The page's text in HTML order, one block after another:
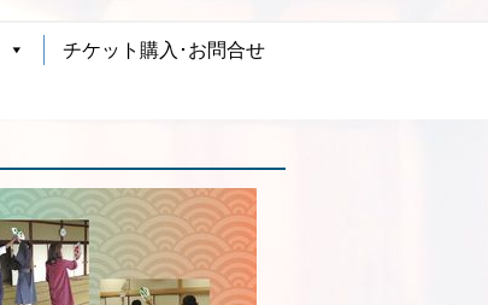
チケット購入･お問合せ